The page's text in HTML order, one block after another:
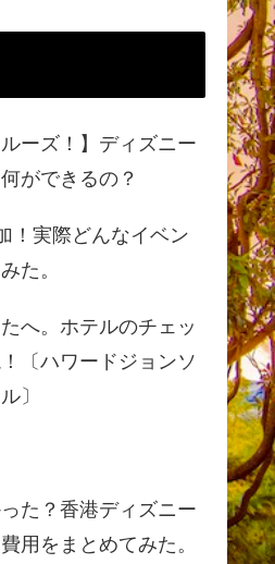
ーズ！】ディズニー
ができるの？
！実際どんなイベン
た。
へ。ホテルのチェッ
〔ハワードジョンソ
〕
た？香港ディズニー
用をまとめてみた。